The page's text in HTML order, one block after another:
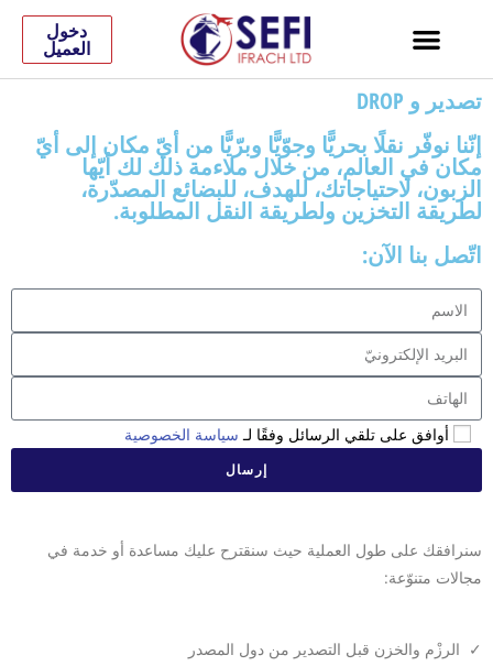
دخول
العميل
تصدير و DROP
إنّنا نوفّر نقلًا بحريًّا وجوّيًّا وبرّيًّا من أيّ مكان إلى أيّ
مكان في العالم، من خلال ملاءمة ذلك لك أيّها
الزبون، لاحتياجاتك، للهدف، للبضائع المصدّرة،
لطريقة التخزين ولطريقة النقل المطلوبة.
اتّصل بنا الآن:
أوافق على تلقي الرسائل وفقًا لـ سياسة الخصوصية
إرسال
t
e
n
سنرافقك على طول العملية حيث سنقترح عليك مساعدة أو خدمة في
مجالات متنوّعة:
✓ الرزْم والخزن قبل التصدير من دول المصدر